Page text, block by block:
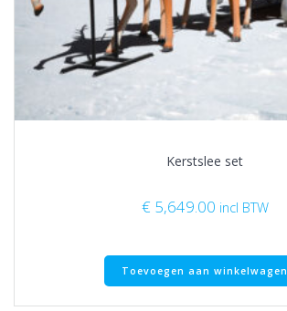
Kerstslee set
€ 5,649.00 incl BTW
Toevoegen aan winkelwagen